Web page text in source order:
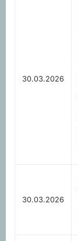
30.03.2026
30.03.2026